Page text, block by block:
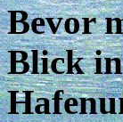
Bevor
Blick